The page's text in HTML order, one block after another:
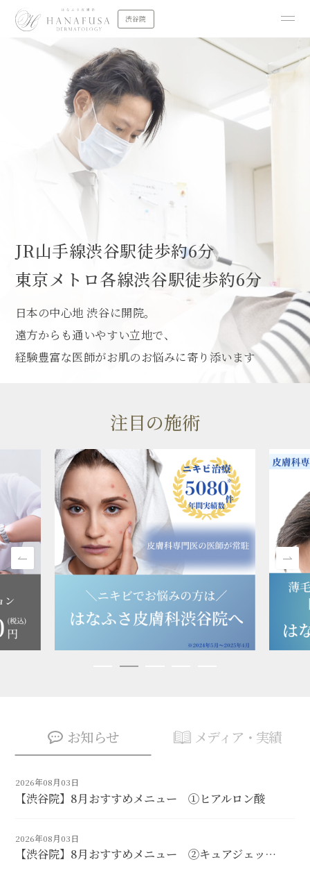
渋谷院
JR山手線渋谷駅徒歩約6分
東京メトロ各線渋谷駅徒歩約6分
日本の中心地 渋谷に開院。
遠方からも通いやすい立地で、
経験豊富な医師がお肌のお悩みに寄り添います
注目の施術
お知らせ メディア・実績
2026年08月03日
【渋谷院】8月おすすめメニュー ①ヒアルロン酸
2026年08月03日
【渋谷院】8月おすすめメニュー ②キュアジェッ…